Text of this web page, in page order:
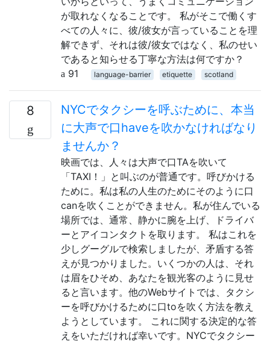
が取れなくなることです。 私がそこで働くす
べての人々に、彼/彼女が言っていることを理
解できず、それは彼/彼女ではなく、私のせい
であると知らせる丁寧な方法は何ですか？
91
language-barrier etiquette scotland
8
NYCでタクシーを呼ぶために、本当
に大声で口haveを吹かなければなり
ませんか？
映画では、人々は大声で口TAを吹いて
「TAXI！」と叫ぶのが普通です。呼びかける
ために。私は私の人生のためにそのように口
canを吹くことができません。私が住んでいる
場所では、通常、静かに腕を上げ、ドライバ
ーとアイコンタクトを取ります。 私はこれを
少しグーグルで検索しましたが、矛盾する答
えが見つかりました。いくつかの人は、それ
は眉をひそめ、あなたを観光客のように見せ
ると言います。他のWebサイトでは、タクシ
ーを呼びかけるために口toを吹く方法を教え
ようとしています。 これに関する決定的な答
えをいただければ幸いです。NYCでタクシー